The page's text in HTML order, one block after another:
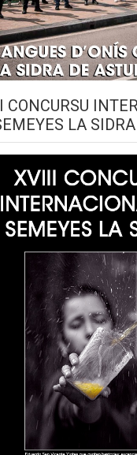
CONCURSU
LA SIDRA